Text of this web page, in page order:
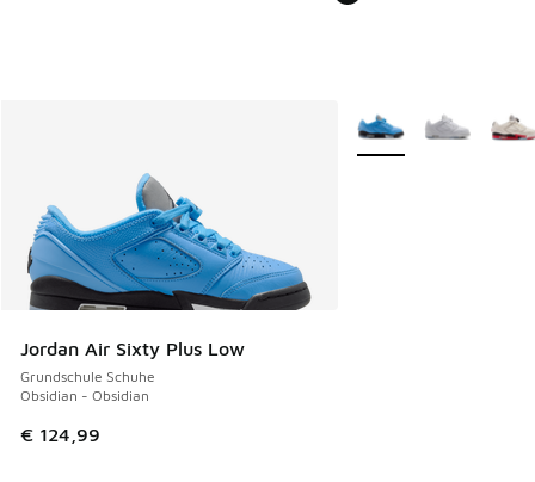
Jordan Air Sixty Plus Low
Grundschule Schuhe
Obsidian - Obsidian
€ 124,99
Weitere Farben